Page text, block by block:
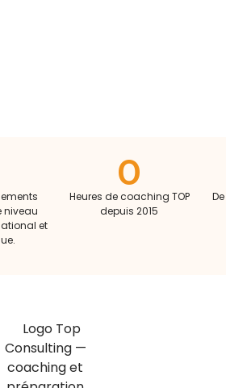
niveau
et
0
Heures de coaching TOP
depuis 2015